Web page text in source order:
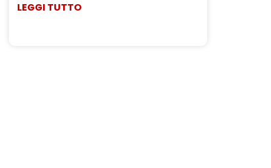
LEGGI TUTTO